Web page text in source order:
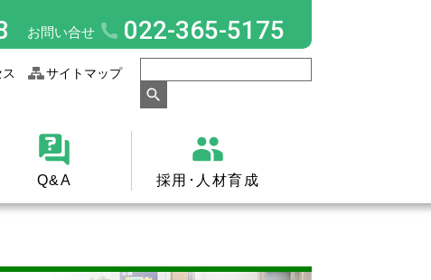
お問い合せ 022-365-5175
サイトマップ
Q&A 採用･人材育成